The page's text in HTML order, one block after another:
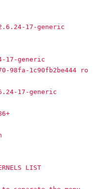
17-generic
17-generic
98fa-1c90fb2be444 ro
17-generic
LIST